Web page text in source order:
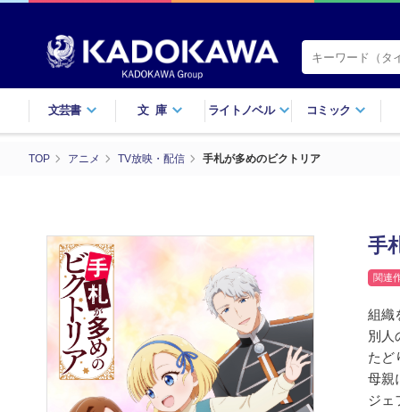
文芸書 文庫 ライトノベル コミック
TOP アニメ TV放映・配信 手札が多めのビクトリア
手
関連
組織
別人
たど
母親
ジェ